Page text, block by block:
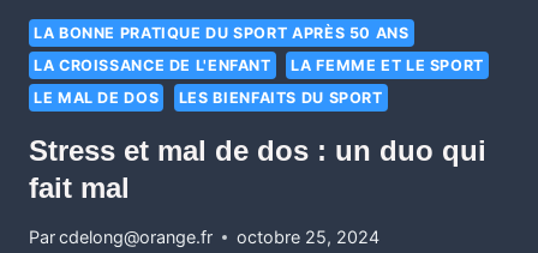
LA BONNE PRATIQUE DU SPORT APRÈS 50 ANS
LA CROISSANCE DE L'ENFANT
LA FEMME ET LE SPORT
LE MAL DE DOS
LES BIENFAITS DU SPORT
Stress et mal de dos : un duo qui
fait mal
Parcdelong@orange.fr octobre 25, 2024